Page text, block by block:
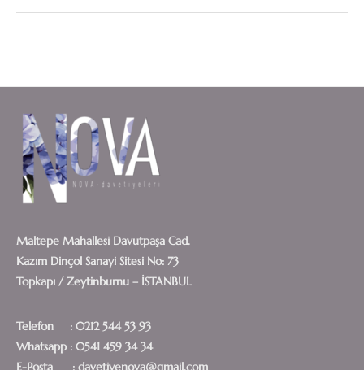
Maltepe Mahallesi Davutpaşa Cad.
Kazım Dinçol Sanayi Sitesi No: 73
Topkapı / Zeytinburnu – İSTANBUL
Telefon : 0212 544 53 93
Whatsapp : 0541 459 34 34